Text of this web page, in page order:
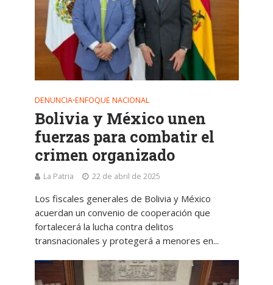
DENUNCIA•ENFOQUE NACIONAL
Bolivia y México unen
fuerzas para combatir el
crimen organizado
La Patria 22 de abril de 2025
Los fiscales generales de Bolivia y México
acuerdan un convenio de cooperación que
fortalecerá la lucha contra delitos
transnacionales y protegerá a menores en...